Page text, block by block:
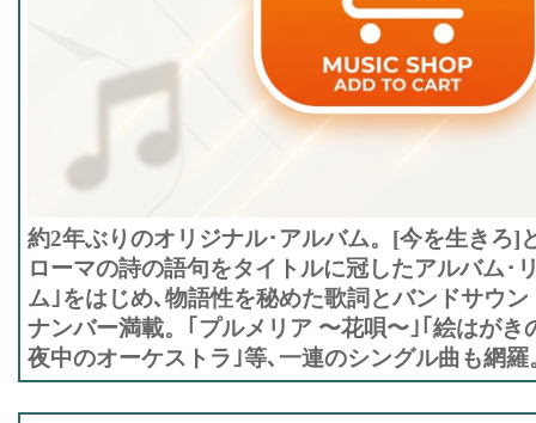
約2年ぶりのオリジナル･アルバム。[今を生きろ]
ローマの詩の語句をタイトルに冠したアルバム･
ム｣をはじめ､物語性を秘めた歌詞とバンドサウ
ナンバー満載。｢プルメリア 〜花唄〜｣｢絵はがき
夜中のオーケストラ｣等､一連のシングル曲も網羅